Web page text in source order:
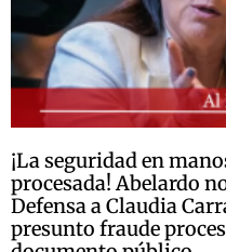
¡La seguridad en
procesada! Abelardo
Defensa a Claudia
presunto fraude